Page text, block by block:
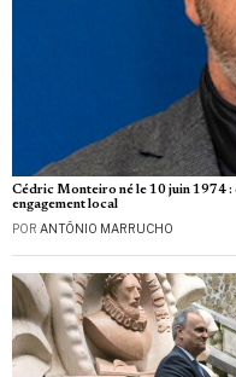
Cédric Monteiro né le 10 juin 1974
engagement local
POR ANTÓNIO MARRUCHO